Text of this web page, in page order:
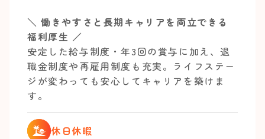
＼ 働きやすさと長期キャリアを両立できる
福利厚生 ／
安定した給与制度・年3回の賞与に加え、退
職金制度や再雇用制度も充実。ライフステー
ジが変わっても安心してキャリアを築けま
す。
休日休暇